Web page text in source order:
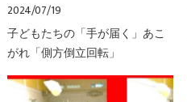
2024/07/19
子どもたちの「手が届く」あこ
がれ「側方倒立回転」